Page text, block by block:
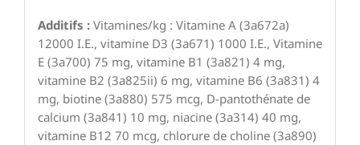
Additifs : Vitamines/kg : Vitamine A (3a672a)
12000 I.E., vitamine D3 (3a671) 1000 I.E., Vitamine
E (3a700) 75 mg, vitamine B1 (3a821) 4 mg,
vitamine B2 (3a825ii) 6 mg, vitamine B6 (3a831) 4
mg, biotine (3a880) 575 mcg, D-pantothénate de
calcium (3a841) 10 mg, niacine (3a314) 40 mg,
vitamine B12 70 mcg, chlorure de choline (3a890)